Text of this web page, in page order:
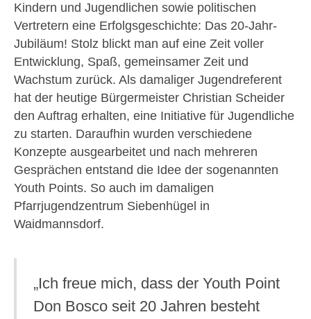
Kindern und Jugendlichen sowie politischen
Vertretern eine Erfolgsgeschichte: Das 20-Jahr-
Jubiläum! Stolz blickt man auf eine Zeit voller
Entwicklung, Spaß, gemeinsamer Zeit und
Wachstum zurück. Als damaliger Jugendreferent
hat der heutige Bürgermeister Christian Scheider
den Auftrag erhalten, eine Initiative für Jugendliche
zu starten. Daraufhin wurden verschiedene
Konzepte ausgearbeitet und nach mehreren
Gesprächen entstand die Idee der sogenannten
Youth Points. So auch im damaligen
Pfarrjugendzentrum Siebenhügel in
Waidmannsdorf.
„Ich freue mich, dass der Youth Point
Don Bosco seit 20 Jahren besteht